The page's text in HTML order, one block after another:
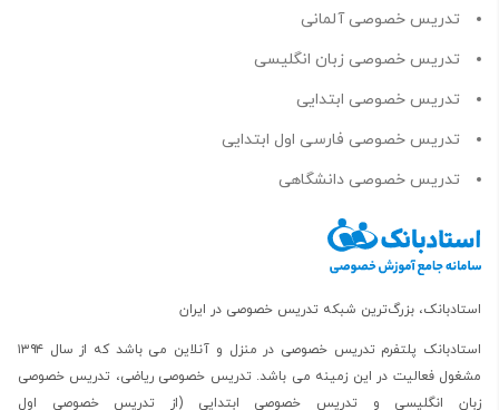
تدریس خصوصی آلمانی
تدریس خصوصی زبان انگلیسی
تدریس خصوصی ابتدایی
تدریس خصوصی فارسی اول ابتدایی
تدریس خصوصی دانشگاهی
استادبانک، بزرگ‌ترین شبکه تدریس خصوصی در ایران
استادبانک پلتفرم تدریس خصوصی در منزل و آنلاین
می باشد که از سال ۱۳۹۴
مشغول فعالیت در این زمینه می باشد.تدریس خصوصی ریاضی، تدریس خصوصی
زبان انگلیسی و تدریس خصوصی ابتدایی (از تدریس خصوصی اول